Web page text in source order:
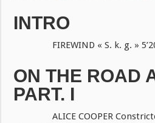
INTRO
FIREWIND « S. k. g. »
ON THE ROAD
PART. I
ALICE COOPER